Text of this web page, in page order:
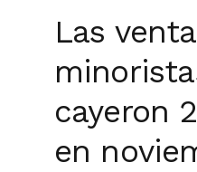
Las
cayeron
en